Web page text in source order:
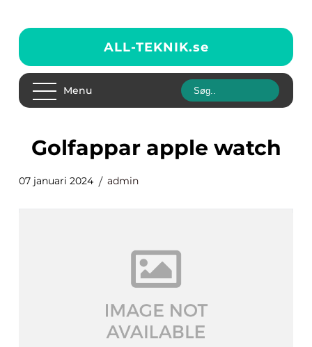
ALL-TEKNIK.se
Menu
golfappar apple watch
07 januari 2024 admin